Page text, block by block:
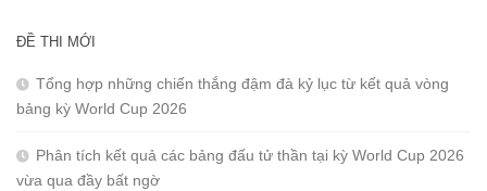
ĐỀ THI MỚI
Tổng hợp những chiến thắng đậm đà kỷ lục từ kết quả vòng
bảng kỳ World Cup 2026
Phân tích kết quả các bảng đấu tử thần tại kỳ World Cup 2026
vừa qua đầy bất ngờ